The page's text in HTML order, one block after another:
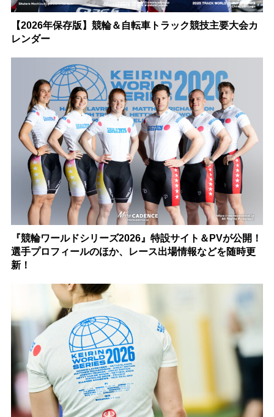
【2026年保存版】競輪＆自転車トラック競技主要大会カ
レンダー
『競輪ワールドシリーズ2026』特設サイト＆PVが公開！
選手プロフィールのほか、レース出場情報などを随時更
新！